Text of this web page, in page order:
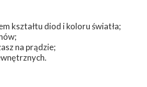
kształtu diod i koloru światła;
na prądzie;